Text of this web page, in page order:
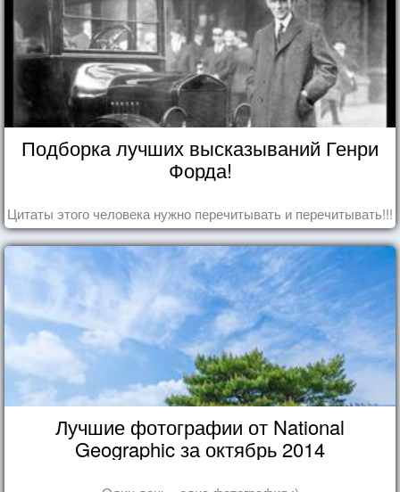
Подборка лучших высказываний Генри
Форда!
Цитаты этого человека нужно перечитывать и перечитывать!!!
Лучшие фотографии от National
Geographic за октябрь 2014